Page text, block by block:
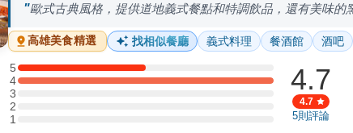
歐式古典風格，提供道地義式餐點和特調飲品，還有美味的
高雄美食精選 找相似餐廳 義式料理 餐酒館 酒吧
5
5 星：1 則評論
4
4 星：2 則評論
3
3 星：0 則評論
2
2 星：0 則評論
11 星：0 則評論
4.7
4.7
5則評論